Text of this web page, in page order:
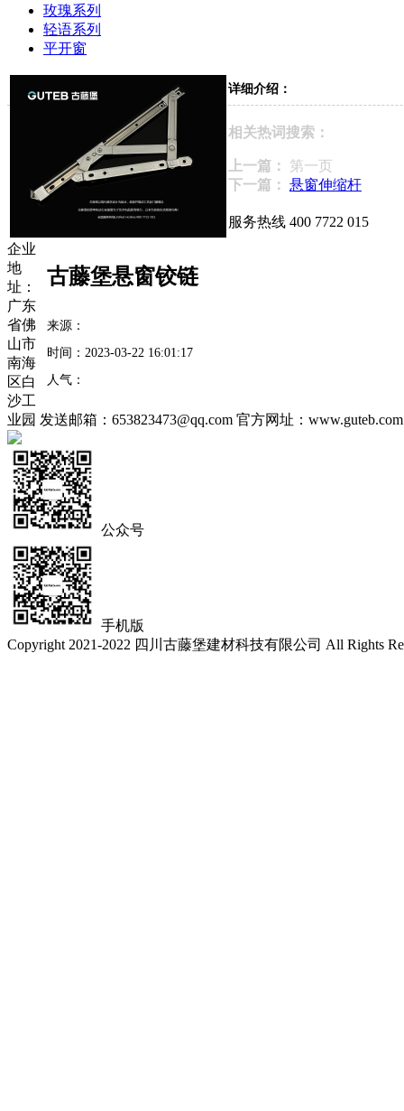
玫瑰系列
轻语系列
平开窗
古藤堡悬窗铰链
来源：
时间： 2023-03-22 16:01:17
人气：
详细介绍：
相关热词搜索：
上一篇：
第一页
下一篇： 悬窗伸缩杆
服务热线 400 7722 015
企业
地
址：
广东
省佛
山市
南海
区白
沙工
业园 发送邮箱：653823473@qq.com 官方网址：www.guteb.com
公众号
手机版
Copyright 2021-2022 四川古藤堡建材科技有限公司 All Rights